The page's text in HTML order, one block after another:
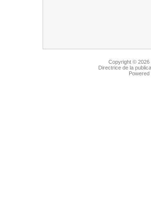
Copyright © 2026
Directrice de la